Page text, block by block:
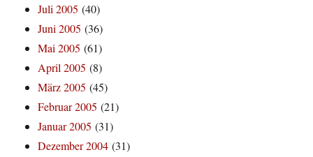
Juli 2005 (40)
Juni 2005 (36)
Mai 2005 (61)
April 2005 (8)
März 2005 (45)
Februar 2005 (21)
Januar 2005 (31)
Dezember 2004 (31)